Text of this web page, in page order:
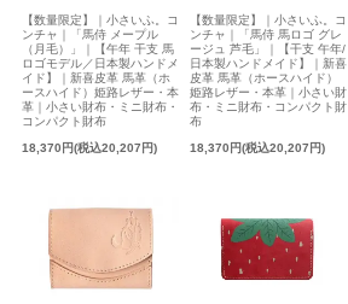
【数量限定】｜小さいふ。コ
ンチャ｜「馬侍 メープル
（月毛）」｜【午年 干支 馬
ロゴモデル／日本製ハンドメ
イド】｜新喜皮革 馬革（ホ
ースハイド）姫路レザー・本
革｜小さい財布・ミニ財布・
コンパクト財布
18,370円(税込20,207円)
【数量限定】｜小さいふ。コ
ンチャ｜「馬侍 馬ロゴ グレ
ージュ 芦毛」｜【干支 午年/
日本製ハンドメイド】｜新喜
皮革 馬革（ホースハイド）
姫路レザー・本革｜小さい財
布・ミニ財布・コンパクト財
布
18,370円(税込20,207円)